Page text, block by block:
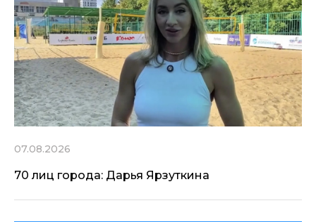
07.08.2026
70 лиц города: Дарья Ярзуткина